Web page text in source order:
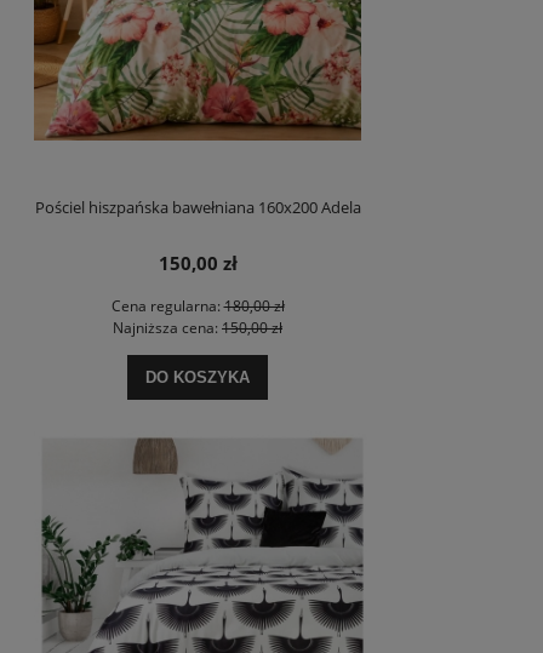
Pościel hiszpańska bawełniana 160x200 Adela
150,00 zł
Cena regularna:180,00 zł
Najniższa cena: 150,00 zł
DO KOSZYKA